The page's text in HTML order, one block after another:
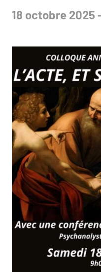
18 octobre 2025